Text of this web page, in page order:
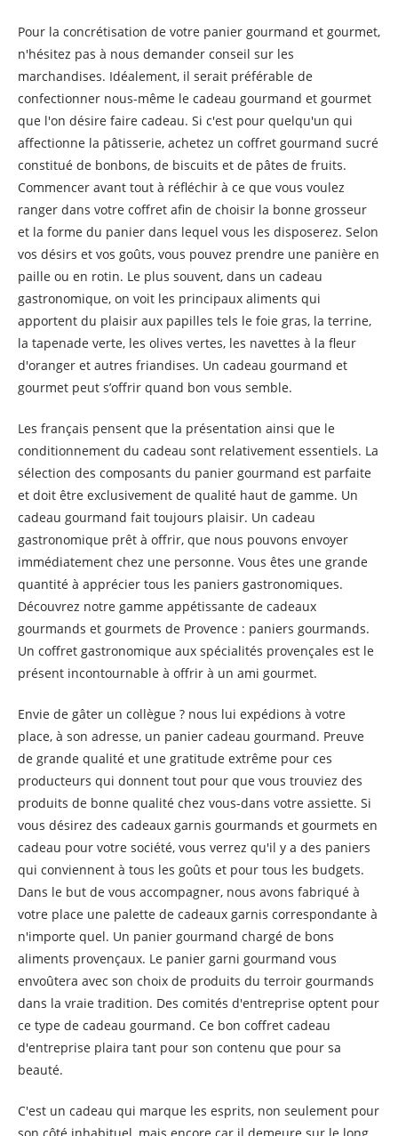
Pour la concrétisation de votre panier gourmand et gourmet,
n'hésitez pas à nous demander conseil sur les
marchandises. Idéalement, il serait préférable de
confectionner nous-même le cadeau gourmand et gourmet
que l'on désire faire cadeau. Si c'est pour quelqu'un qui
affectionne la pâtisserie, achetez un coffret gourmand sucré
constitué de bonbons, de biscuits et de pâtes de fruits.
Commencer avant tout à réfléchir à ce que vous voulez
ranger dans votre coffret afin de choisir la bonne grosseur
et la forme du panier dans lequel vous les disposerez. Selon
vos désirs et vos goûts, vous pouvez prendre une panière en
paille ou en rotin. Le plus souvent, dans un cadeau
gastronomique, on voit les principaux aliments qui
apportent du plaisir aux papilles tels le foie gras, la terrine,
la tapenade verte, les olives vertes, les navettes à la fleur
d'oranger et autres friandises. Un cadeau gourmand et
gourmet peut s’offrir quand bon vous semble.
Les français pensent que la présentation ainsi que le
conditionnement du cadeau sont relativement essentiels. La
sélection des composants du panier gourmand est parfaite
et doit être exclusivement de qualité haut de gamme. Un
cadeau gourmand fait toujours plaisir. Un cadeau
gastronomique prêt à offrir, que nous pouvons envoyer
immédiatement chez une personne. Vous êtes une grande
quantité à apprécier tous les paniers gastronomiques.
Découvrez notre gamme appétissante de cadeaux
gourmands et gourmets de Provence : paniers gourmands.
Un coffret gastronomique aux spécialités provençales est le
présent incontournable à offrir à un ami gourmet.
Envie de gâter un collègue ? nous lui expédions à votre
place, à son adresse, un panier cadeau gourmand. Preuve
de grande qualité et une gratitude extrême pour ces
producteurs qui donnent tout pour que vous trouviez des
produits de bonne qualité chez vous-dans votre assiette. Si
vous désirez des cadeaux garnis gourmands et gourmets en
cadeau pour votre société, vous verrez qu'il y a des paniers
qui conviennent à tous les goûts et pour tous les budgets.
Dans le but de vous accompagner, nous avons fabriqué à
votre place une palette de cadeaux garnis correspondante à
n'importe quel. Un panier gourmand chargé de bons
aliments provençaux. Le panier garni gourmand vous
envoûtera avec son choix de produits du terroir gourmands
dans la vraie tradition. Des comités d'entreprise optent pour
ce type de cadeau gourmand. Ce bon coffret cadeau
d'entreprise plaira tant pour son contenu que pour sa
beauté.
C'est un cadeau qui marque les esprits, non seulement pour